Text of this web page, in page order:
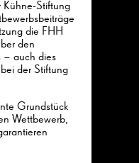
Kühne-Stiftung
die FHH
den
– auch dies
der Stiftung
Grundstück
Wettbewerb,